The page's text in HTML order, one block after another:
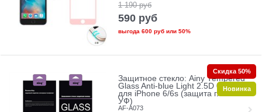
1 190 руб
590 руб
выгода 600 рубили 50%
Защитное стекло: Ainy Tempered
Glass Anti-blue Light 2.5D 0.33mm
для iPhone 6/6s (защита глаз от
УФ)
AF-A073
Скидка 50%
Новинка